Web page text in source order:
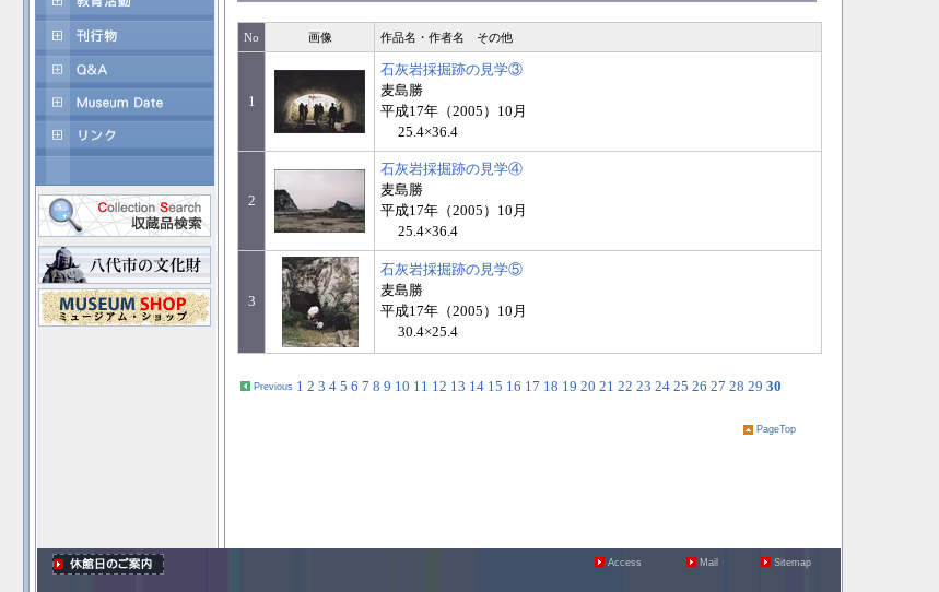
No 画像 作品名・作者名 その他
1
石灰岩採掘跡の見学③
麦島勝
平成17年（2005）10月
25.4×36.4
2
石灰岩採掘跡の見学④
麦島勝
平成17年（2005）10月
25.4×36.4
3
石灰岩採掘跡の見学⑤
麦島勝
平成17年（2005）10月
30.4×25.4
Previous 1 2 3 4 5 6 7 8 9 10 11 12 13 14 15 16 17 18 19 20 21 22 23 24 25 26 27 28 29 30
PageTop
Access Mail Sitemap